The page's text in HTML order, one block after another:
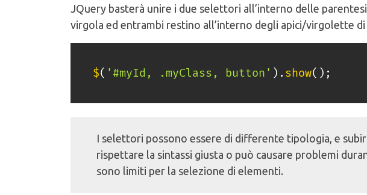
JQuery basterà unire i due selettori all’interno delle
virgola ed entrambi restino all’interno degli apici/virgolette di
$( '#myId, .myClass, button' ) . show( ) ;
I selettori possono essere di differente tipologia, e
rispettare la sintassi giusta o può causare problemi
sono limiti per la selezione di elementi.